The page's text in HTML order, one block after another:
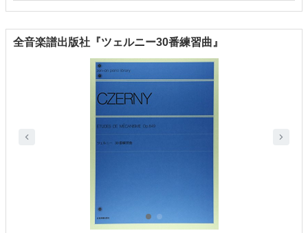
全音楽譜出版社『ツェルニー30番練習曲』